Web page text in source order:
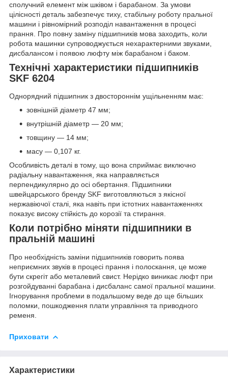
сполучний елемент між шківом і барабаном. За умови
цілісності деталь забезпечує тиху, стабільну роботу пральної
машини і рівномірний розподіл навантаження в процесі
прання. Про повну заміну підшипників мова заходить, коли
робота машинки супроводжується нехарактерними звуками,
дисбалансом і появою люфту між барабаном і баком.
Технічні характеристики підшипників
SKF 6204
Однорядний підшипник з двостороннім ущільненням має:
зовнішній діаметр 47 мм;
внутрішній діаметр — 20 мм;
товщину — 14 мм;
масу — 0,107 кг.
Особливість деталі в тому, що вона сприймає виключно
радіальну навантаження, яка направляється
перпендикулярно до осі обертання. Підшипники
швейцарського бренду SKF виготовляються з якісної
нержавіючої сталі, яка навіть при істотних навантаженнях
показує високу стійкість до корозії та стирання.
Коли потрібно міняти підшипники в
пральній машині
Про необхідність заміни підшипників говорить поява
неприємних звуків в процесі прання і полоскання, це може
бути скрегіт або металевий свист. Нерідко виникає люфт при
розгойдуванні барабана і дисбаланс самої пральної машини.
Ігнорування проблеми в подальшому веде до ще більших
поломки, пошкодження плати управління та приводного
ременя.
Приховати
Характеристики